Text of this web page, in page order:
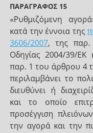
ΠΑΡΑΓΡΑΦΟΣ 15
«Ρυθμιζόμενη
κατά την έννοια της
3606/2007, της
Οδηγίας 2004/39/ΕΚ
παρ. 1 του άρθρου 4
περιλαμβάνει το
διευθύνει ή
και το οποίο
προσέγγιση
την αγορά και την